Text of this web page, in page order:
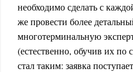
необходимо сделать с
же провести более
многотерминальную
(естественно, обучив их по
стал таким: заявка